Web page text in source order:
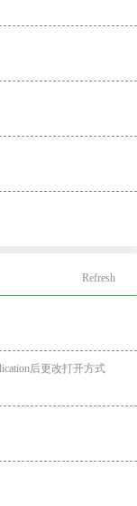
Refresh
后更改打开方式